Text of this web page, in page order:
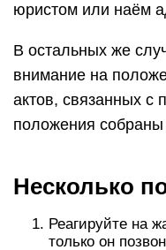
юристом или наём
В остальных же
внимание на
актов, связанных с
положения собраны
Несколько
Реагируйте на
только он